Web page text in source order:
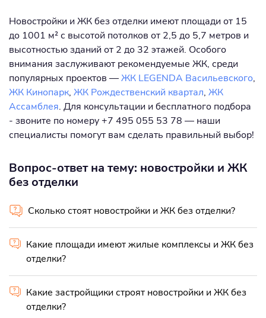
Новостройки и ЖК без отделки имеют площади от 15
до 1001 м² с высотой потолков от 2,5 до 5,7 метров и
высотностью зданий от 2 до 32 этажей. Особого
внимания заслуживают рекомендуемые ЖК, среди
популярных проектов —ЖК LEGENDA Васильевского,
ЖК Кинопарк, ЖК Рождественский квартал, ЖК
Ассамблея. Для консультации и бесплатного подбора
- звоните по номеру +7 495 055 53 78 — наши
специалисты помогут вам сделать правильный выбор!
Вопрос-ответ на тему: новостройки и ЖК
без отделки
Сколько стоят новостройки и ЖК без отделки?
Какие площади имеют жилые комплексы и ЖК без
отделки?
Какие застройщики строят новостройки и ЖК без
отделки?